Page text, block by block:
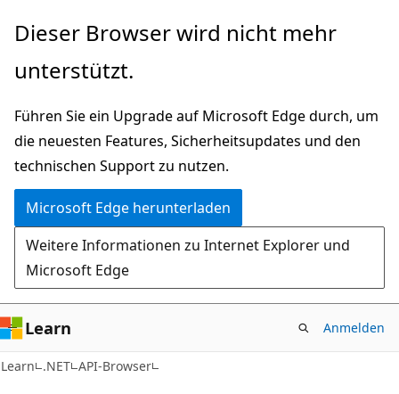
Zu
wechseln
Zur
springen
Dieser Browser wird nicht mehr
unterstützt.
Führen Sie ein Upgrade auf Microsoft Edge durch, um
die neuesten Features, Sicherheitsupdates und den
technischen Support zu nutzen.
Microsoft Edge herunterladen
Weitere Informationen zu Internet Explorer und
Microsoft Edge
Learn Anmelden
Learn .NET API-Browser